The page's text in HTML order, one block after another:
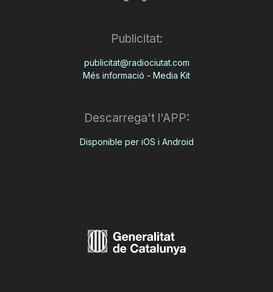
Publicitat:
publicitat@radiociutat.com
Més informació - Media Kit
Descarrega't l'APP:
Disponible per iOS i Android